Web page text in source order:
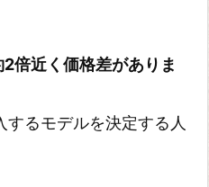
倍近く価格差がありま
するモデルを決定する人